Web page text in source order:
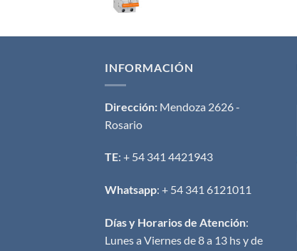
INFORMACIÓN
Dirección: Mendoza 2626 -
Rosario
TE: + 54 341 4421943
Whatsapp: + 54 341 6121011
Días y Horarios de Atención:
Lunes a Viernes de 8 a 13 hs y de